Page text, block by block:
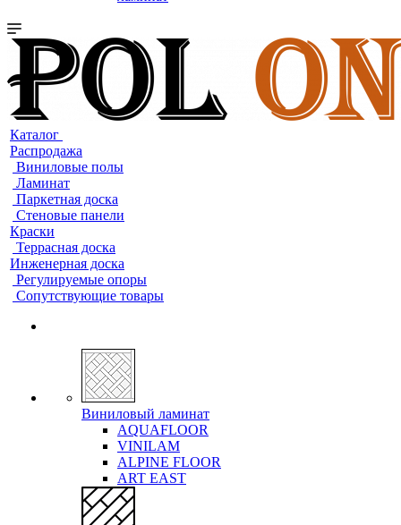
Каталог
Распродажа
Виниловые полы
Ламинат
Паркетная доска
Стеновые панели
Краски
Террасная доска
Инженерная доска
Регулируемые опоры
Сопутствующие товары
Виниловый ламинат
AQUAFLOOR
VINILAM
ALPINE FLOOR
ART EAST